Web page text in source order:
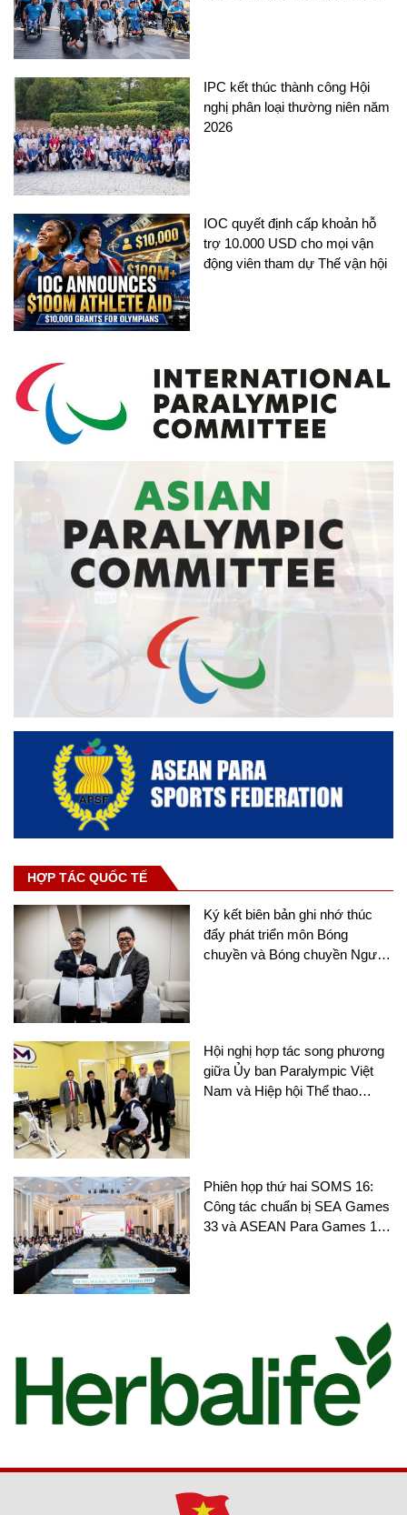
IPC kết thúc thành công Hội
nghị phân loại thường niên năm
2026
IOC quyết định cấp khoản hỗ
trợ 10.000 USD cho mọi vận
động viên tham dự Thế vận hội
HỢP TÁC QUỐC TẾ
Ký kết biên bản ghi nhớ thúc
đẩy phát triển môn Bóng
chuyền và Bóng chuyền Người
Hội nghị hợp tác song phương
giữa Ủy ban Paralympic Việt
Nam và Hiệp hội Thể thao
Phiên họp thứ hai SOMS 16:
Công tác chuẩn bị SEA Games
33 và ASEAN Para Games 13